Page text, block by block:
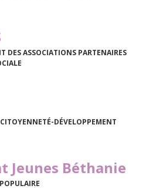
DES ASSOCIATIONS PARTENAIRES
DÉVELOPPEMENT
Jeunes Béthanie